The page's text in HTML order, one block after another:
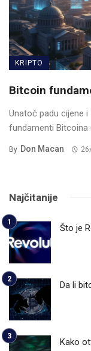
KRIPTO
Bitcoin
Unatoč padu cijene
fundamenti Bitcoina
By Don Macan
Najčitanije
Što je
Da li
Kako